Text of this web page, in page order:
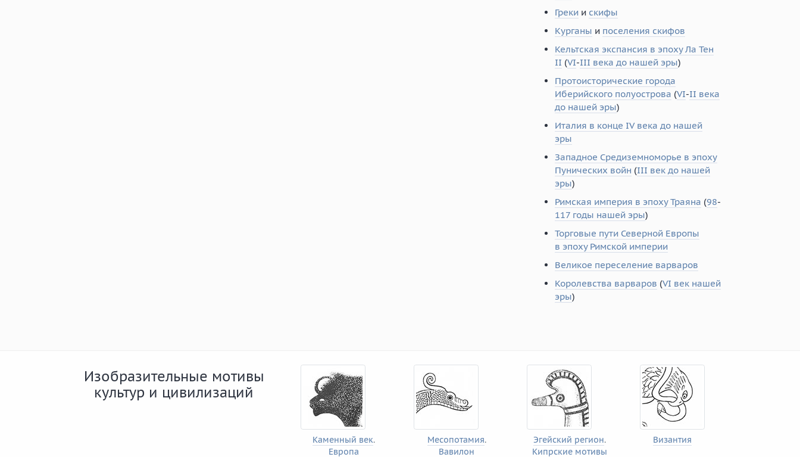
Греки и скифы
Курганы и поселения скифов
Кельтская экспансия в эпоху Ла Тен
II (VI-III века до нашей эры)
Протоисторические города
Иберийского полуострова (VI-II века
до нашей эры)
Италия в конце IV века до нашей
эры
Западное Средиземноморье в эпоху
Пунических войн (III век до нашей
эры)
Римская империя в эпоху Траяна (98-
117 годы нашей эры)
Торговые пути Северной Европы
в эпоху Римской империи
Великое переселение варваров
Королевства варваров (VI век нашей
эры)
Изобразительные мотивы
культур и цивилизаций
Каменный век.
Европа
Месопотамия.
Вавилон
Эгейский регион.
Кипрские мотивы
Византия